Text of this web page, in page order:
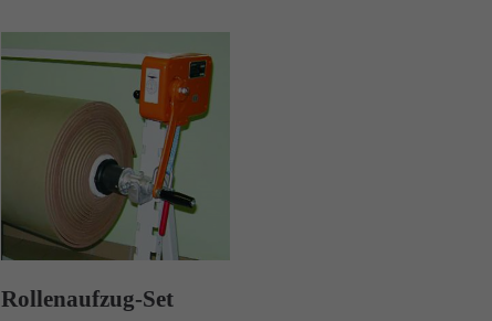
Rollenaufzug-Set